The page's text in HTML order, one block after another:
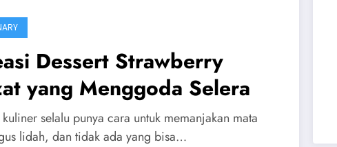
Dessert Strawberry
yang Menggoda Selera
selalu punya cara untuk memanjakan mata
lidah, dan tidak ada yang bisa…